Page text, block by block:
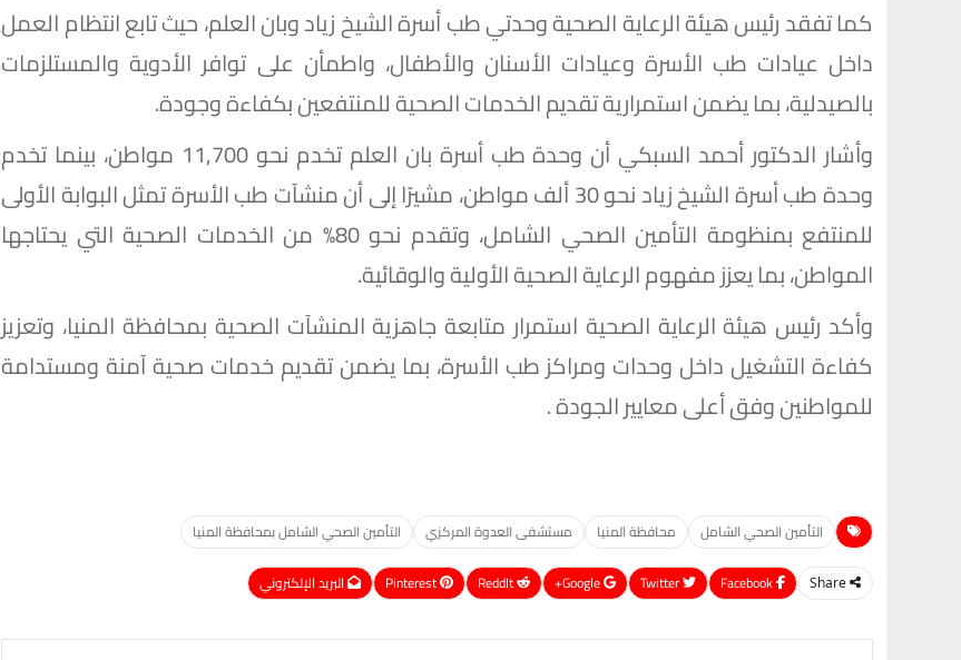
كما تفقد رئيس هيئة الرعاية الصحية وحدتي طب أسرة الشيخ زياد وبان العلم، حيث تابع انتظام العمل
داخل عيادات طب الأسرة وعيادات الأسنان والأطفال، واطمأن على توافر الأدوية والمستلزمات
بالصيدلية، بما يضمن استمرارية تقديم الخدمات الصحية للمنتفعين بكفاءة وجودة.
وأشار الدكتور أحمد السبكي أن وحدة طب أسرة بان العلم تخدم نحو 11,700 مواطن، بينما تخدم
وحدة طب أسرة الشيخ زياد نحو 30 ألف مواطن، مشيرًا إلى أن منشآت طب الأسرة تمثل البوابة الأولى
للمنتفع بمنظومة التأمين الصحي الشامل، وتقدم نحو 80% من الخدمات الصحية التي يحتاجها
المواطن، بما يعزز مفهوم الرعاية الصحية الأولية والوقائية.
وأكد رئيس هيئة الرعاية الصحية استمرار متابعة جاهزية المنشآت الصحية بمحافظة المنيا، وتعزيز
كفاءة التشغيل داخل وحدات ومراكز طب الأسرة، بما يضمن تقديم خدمات صحية آمنة ومستدامة
للمواطنين وفق أعلى معايير الجودة .
التأمين الصحي الشامل محافظة المنيا مستشفى العدوة المركزي التأمين الصحي الشامل بمحافظة المنيا
Share
Google+
ReddIt
Pinterest البريد الإلكتروني